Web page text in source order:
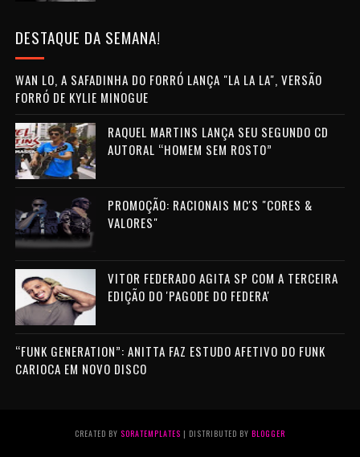
DESTAQUE DA SEMANA!
WAN LO, A SAFADINHA DO FORRÓ LANÇA "LA LA LA", VERSÃO
FORRÓ DE KYLIE MINOGUE
RAQUEL MARTINS LANÇA SEU SEGUNDO CD
AUTORAL “HOMEM SEM ROSTO”
PROMOÇÃO: RACIONAIS MC'S "CORES &
VALORES"
VITOR FEDERADO AGITA SP COM A TERCEIRA
EDIÇÃO DO 'PAGODE DO FEDERA'
“FUNK GENERATION”: ANITTA FAZ ESTUDO AFETIVO DO FUNK
CARIOCA EM NOVO DISCO
CREATED BY SORATEMPLATES | DISTRIBUTED BY BLOGGER